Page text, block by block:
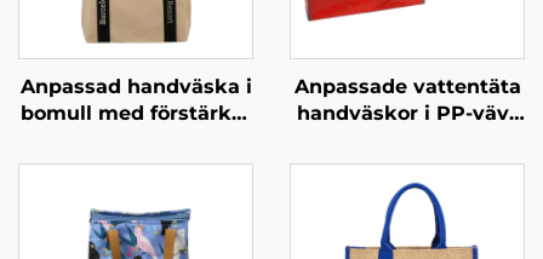
Anpassad handväska i
bomull med förstärkta
bärväska med hög
användning
Anpassade vattentäta
handväskor i PP-vävt
ekologiskt
ansvarsfulla märkta
bärväskor för
modebutiker